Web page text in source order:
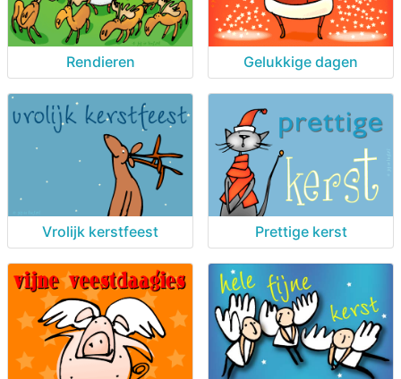
Rendieren Gelukkige dagen
Vrolijk kerstfeest Prettige kerst